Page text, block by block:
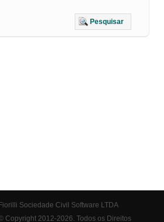
Pesquisar
Sociedade Civil Software LTDA
Copyright 2012-2026. Todos os Direitos